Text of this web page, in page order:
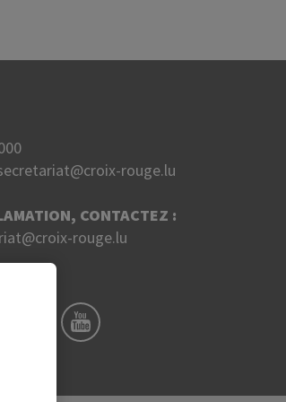
rouge.lu
CONTACTEZ :
rouge.lu